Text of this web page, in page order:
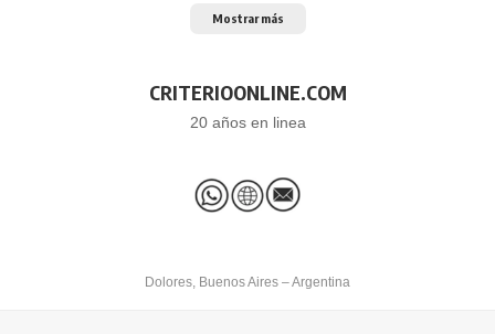
Mostrar más
CRITERIOONLINE.COM
20 años en linea
Dolores, Buenos Aires – Argentina